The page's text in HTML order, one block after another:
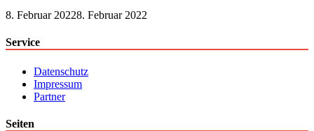
8. Februar 20228. Februar 2022
Service
Datenschutz
Impressum
Partner
Seiten